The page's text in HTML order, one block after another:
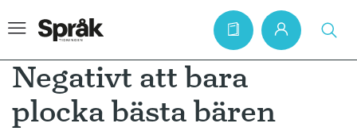
Negativt att bara
plocka bästa bären